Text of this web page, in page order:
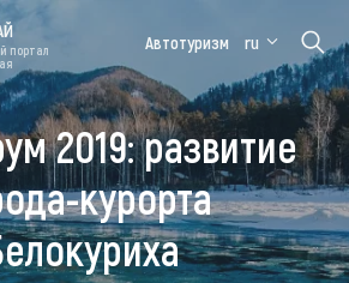
Медицинский
форум
Алтайская
зимовка
портал
Автотуризм ru
2019: развитие
курорта